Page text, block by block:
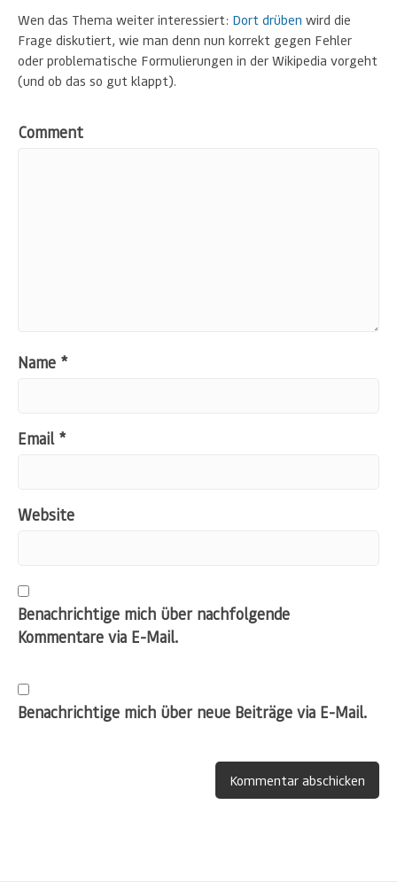
Wen das Thema weiter interessiert: Dort drüben wird die
Frage diskutiert, wie man denn nun korrekt gegen Fehler
oder problematische Formulierungen in der Wikipedia vorgeht
(und ob das so gut klappt).
Comment
Name *
Email *
Website
Benachrichtige mich über nachfolgende
Kommentare via E-Mail.
Benachrichtige mich über neue Beiträge via E-Mail.